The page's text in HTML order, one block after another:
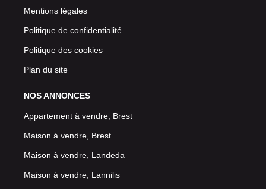
Mentions légales
Politique de confidentialité
Politique des cookies
Plan du site
NOS ANNONCES
Appartement à vendre, Brest
Maison à vendre, Brest
Maison à vendre, Landeda
Maison à vendre, Lannilis